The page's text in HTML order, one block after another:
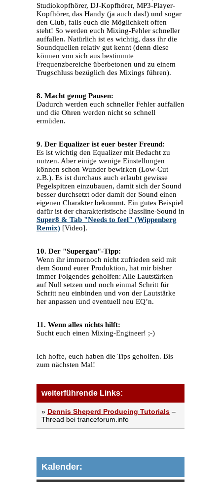
Studiokopfhörer, DJ-Kopfhörer, MP3-Player-
Kopfhörer, das Handy (ja auch das!) und sogar
den Club, falls euch die Möglichkeit offen
steht! So werden euch Mixing-Fehler schneller
auffallen. Natürlich ist es wichtig, dass ihr die
Soundquellen relativ gut kennt (denn diese
können von sich aus bestimmte
Frequenzbereiche überbetonen und zu einem
Trugschluss bezüglich des Mixings führen).
8. Macht genug Pausen:
Dadurch werden euch schneller Fehler auffallen
und die Ohren werden nicht so schnell
ermüden.
9. Der Equalizer ist euer bester Freund:
Es ist wichtig den Equalizer mit Bedacht zu
nutzen. Aber einige wenige Einstellungen
können schon Wunder bewirken (Low-Cut
z.B.). Es ist durchaus auch erlaubt gewisse
Pegelspitzen einzubauen, damit sich der Sound
besser durchsetzt oder damit der Sound einen
eigenen Charakter bekommt. Ein gutes Beispiel
dafür ist der charakteristische Bassline-Sound in
Super8 & Tab "Needs to feel" (Wippenberg
Remix) [Video].
10. Der "Supergau"-Tipp:
Wenn ihr immernoch nicht zufrieden seid mit
dem Sound eurer Produktion, hat mir bisher
immer Folgendes geholfen: Alle Lautstärken
auf Null setzen und noch einmal Schritt für
Schritt neu einbinden und von der Lautstärke
her anpassen und eventuell neu EQ’n.
11. Wenn alles nichts hilft:
Sucht euch einen Mixing-Engineer! ;-)
Ich hoffe, euch haben die Tips geholfen. Bis
zum nächsten Mal!
weiterführende Links:
» Dennis Sheperd Producing Tutorials –
Thread bei tranceforum.info
Kalender: